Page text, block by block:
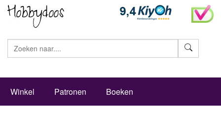
Winkel Patronen Boeken